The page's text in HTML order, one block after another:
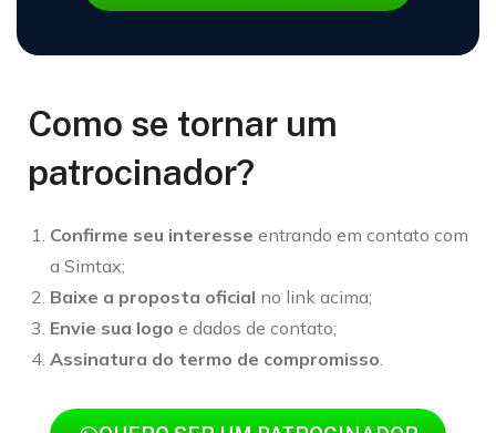
Como se tornar um
patrocinador?
Confirme seu interesse entrando em contato com
a Simtax;
Baixe a proposta oficial no link acima;
Envie sua logo e dados de contato;
Assinatura do termo de compromisso.